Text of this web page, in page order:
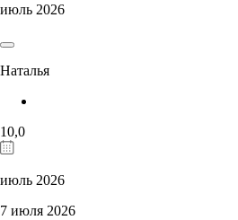
июль 2026
Наталья
10,0
июль 2026
7 июля 2026